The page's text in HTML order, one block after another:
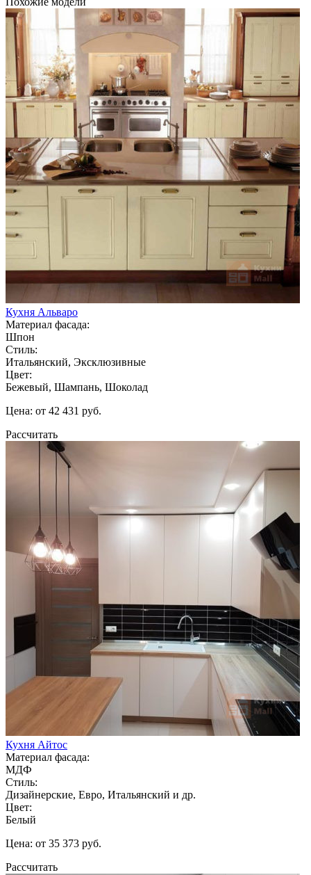
Кухня Альваро
Материал фасада:
Шпон
Стиль:
Итальянский, Эксклюзивные
Цвет:
Бежевый, Шампань, Шоколад
Цена: от 42 431 руб.
Рассчитать
Кухня Айтос
Материал фасада:
МДФ
Стиль:
Дизайнерские, Евро, Итальянский и др.
Цвет:
Белый
Цена: от 35 373 руб.
Рассчитать